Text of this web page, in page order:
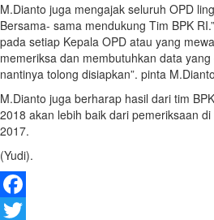
M.Dianto juga mengajak seluruh OPD
Bersama- sama mendukung Tim BPK
pada setiap Kepala OPD atau yang
memeriksa dan membutuhkan data
nantinya tolong disiapkan”. pinta
M.Dianto juga berharap hasil dari tim
2018 akan lebih baik dari pemeriksaan
2017.
(Yudi).
Facebook